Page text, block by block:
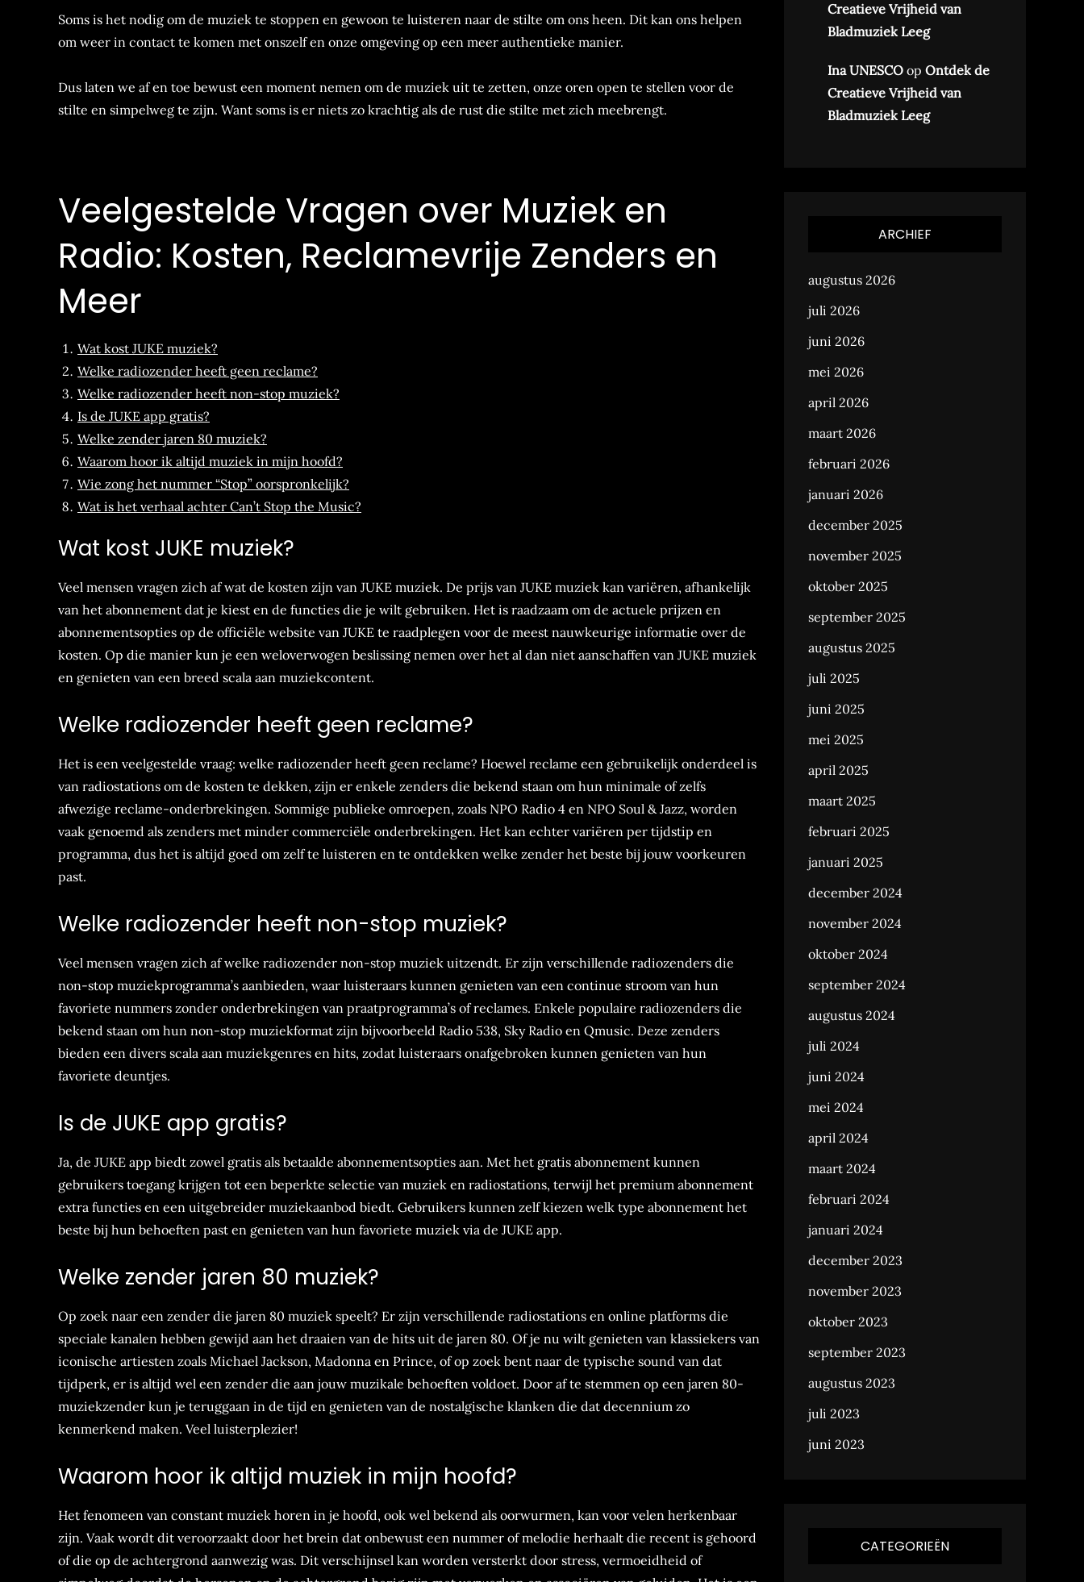
Soms is het nodig om de muziek te stoppen en gewoon te luisteren naar de stilte om ons heen. Dit kan ons helpen
om weer in contact te komen met onszelf en onze omgeving op een meer authentieke manier.
Dus laten we af en toe bewust een moment nemen om de muziek uit te zetten, onze oren open te stellen voor de
stilte en simpelweg te zijn. Want soms is er niets zo krachtig als de rust die stilte met zich meebrengt.
Veelgestelde Vragen over Muziek en
Radio: Kosten, Reclamevrije Zenders en
Meer
Wat kost JUKE muziek?
Welke radiozender heeft geen reclame?
Welke radiozender heeft non-stop muziek?
Is de JUKE app gratis?
Welke zender jaren 80 muziek?
Waarom hoor ik altijd muziek in mijn hoofd?
Wie zong het nummer “Stop” oorspronkelijk?
Wat is het verhaal achter Can’t Stop the Music?
Wat kost JUKE muziek?
Veel mensen vragen zich af wat de kosten zijn van JUKE muziek. De prijs van JUKE muziek kan variëren, afhankelijk
van het abonnement dat je kiest en de functies die je wilt gebruiken. Het is raadzaam om de actuele prijzen en
abonnementsopties op de officiële website van JUKE te raadplegen voor de meest nauwkeurige informatie over de
kosten. Op die manier kun je een weloverwogen beslissing nemen over het al dan niet aanschaffen van JUKE muziek
en genieten van een breed scala aan muziekcontent.
Welke radiozender heeft geen reclame?
Het is een veelgestelde vraag: welke radiozender heeft geen reclame? Hoewel reclame een gebruikelijk onderdeel is
van radiostations om de kosten te dekken, zijn er enkele zenders die bekend staan om hun minimale of zelfs
afwezige reclame-onderbrekingen. Sommige publieke omroepen, zoals NPO Radio 4 en NPO Soul & Jazz, worden
vaak genoemd als zenders met minder commerciële onderbrekingen. Het kan echter variëren per tijdstip en
programma, dus het is altijd goed om zelf te luisteren en te ontdekken welke zender het beste bij jouw voorkeuren
past.
Welke radiozender heeft non-stop muziek?
Veel mensen vragen zich af welke radiozender non-stop muziek uitzendt. Er zijn verschillende radiozenders die
non-stop muziekprogramma’s aanbieden, waar luisteraars kunnen genieten van een continue stroom van hun
favoriete nummers zonder onderbrekingen van praatprogramma’s of reclames. Enkele populaire radiozenders die
bekend staan om hun non-stop muziekformat zijn bijvoorbeeld Radio 538, Sky Radio en Qmusic. Deze zenders
bieden een divers scala aan muziekgenres en hits, zodat luisteraars onafgebroken kunnen genieten van hun
favoriete deuntjes.
Is de JUKE app gratis?
Ja, de JUKE app biedt zowel gratis als betaalde abonnementsopties aan. Met het gratis abonnement kunnen
gebruikers toegang krijgen tot een beperkte selectie van muziek en radiostations, terwijl het premium abonnement
extra functies en een uitgebreider muziekaanbod biedt. Gebruikers kunnen zelf kiezen welk type abonnement het
beste bij hun behoeften past en genieten van hun favoriete muziek via de JUKE app.
Welke zender jaren 80 muziek?
Op zoek naar een zender die jaren 80 muziek speelt? Er zijn verschillende radiostations en online platforms die
speciale kanalen hebben gewijd aan het draaien van de hits uit de jaren 80. Of je nu wilt genieten van klassiekers van
iconische artiesten zoals Michael Jackson, Madonna en Prince, of op zoek bent naar de typische sound van dat
tijdperk, er is altijd wel een zender die aan jouw muzikale behoeften voldoet. Door af te stemmen op een jaren 80-
muziekzender kun je teruggaan in de tijd en genieten van de nostalgische klanken die dat decennium zo
kenmerkend maken. Veel luisterplezier!
Waarom hoor ik altijd muziek in mijn hoofd?
Het fenomeen van constant muziek horen in je hoofd, ook wel bekend als oorwurmen, kan voor velen herkenbaar
zijn. Vaak wordt dit veroorzaakt door het brein dat onbewust een nummer of melodie herhaalt die recent is gehoord
of die op de achtergrond aanwezig was. Dit verschijnsel kan worden versterkt door stress, vermoeidheid of
Creatieve Vrijheid van
Bladmuziek Leeg
Ina UNESCO op Ontdek de
Creatieve Vrijheid van
Bladmuziek Leeg
ARCHIEF
augustus 2026
juli 2026
juni 2026
mei 2026
april 2026
maart 2026
februari 2026
januari 2026
december 2025
november 2025
oktober 2025
september 2025
augustus 2025
juli 2025
juni 2025
mei 2025
april 2025
maart 2025
februari 2025
januari 2025
december 2024
november 2024
oktober 2024
september 2024
augustus 2024
juli 2024
juni 2024
mei 2024
april 2024
maart 2024
februari 2024
januari 2024
december 2023
november 2023
oktober 2023
september 2023
augustus 2023
juli 2023
juni 2023
CATEGORIEËN